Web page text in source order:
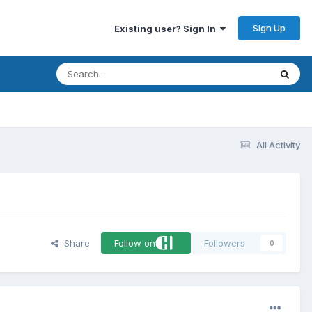
Existing user? Sign In Sign Up
All Activity
Share Follow on Followers 0